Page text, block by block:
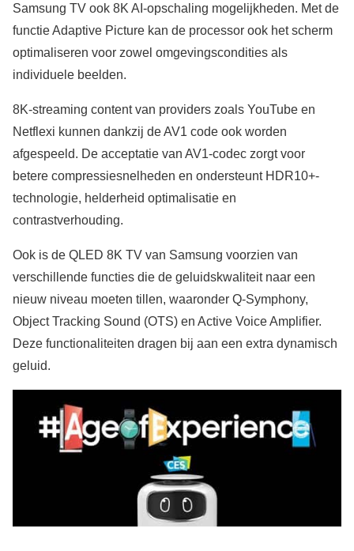
Samsung TV ook 8K AI-opschaling mogelijkheden. Met de
functie Adaptive Picture kan de processor ook het scherm
optimaliseren voor zowel omgevingscondities als
individuele beelden.
8K-streaming content van providers zoals YouTube en
Netflexi kunnen dankzij de AV1 code ook worden
afgespeeld. De acceptatie van AV1-codec zorgt voor
betere compressiesnelheden en ondersteunt HDR10+-
technologie, helderheid optimalisatie en
contrastverhouding.
Ook is de QLED 8K TV van Samsung voorzien van
verschillende functies die de geluidskwaliteit naar een
nieuw niveau moeten tillen, waaronder Q-Symphony,
Object Tracking Sound (OTS) en Active Voice Amplifier.
Deze functionaliteiten dragen bij aan een extra dynamisch
geluid.